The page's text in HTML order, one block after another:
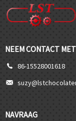
NEEM CONTACT
86-15528001618
NAVRAAG